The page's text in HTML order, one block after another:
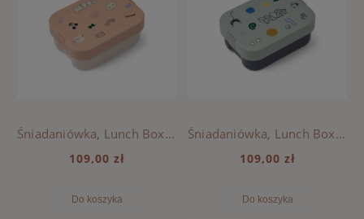
Śniadaniówka, Lunch Box Kamil Liewood - MOOD / PALE TUSCANY
109,00 zł
Do koszyka
Śniadaniówka, Lunch Box Kamil Liewood - PLAY / DUSTY PEPPERMINT
109,00 zł
Do koszyka